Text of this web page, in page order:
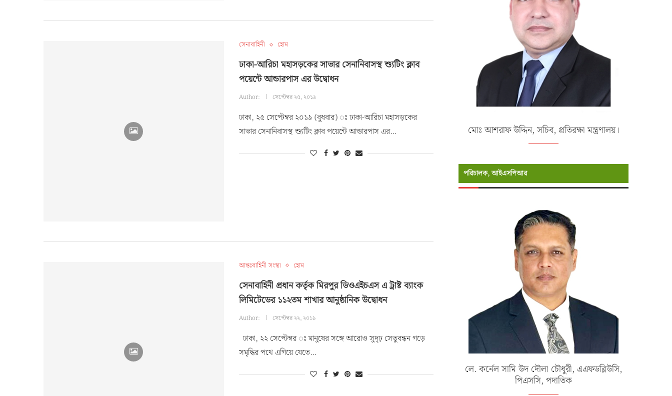
সেনাবাহিনী হোম
ঢাকা-আরিচা মহাসড়কের সাভার সেনানিবাসস্থ শ্যুটিং ক্লাব
পয়েন্টে আন্ডারপাস এর উদ্বোধন
Author: সেপ্টেম্বর ২৫, ২০১৯
ঢাকা, ২৫ সেপ্টেম্বর ২০১৯ (বুধবার) ঃ ঢাকা-আরিচা মহাসড়কের
সাভার সেনানিবাসস্থ শ্যুটিং ক্লাব পয়েন্টে আন্ডারপাস এর…
আন্তঃবাহিনী সংস্থা হোম
সেনাবাহিনী প্রধান কর্তৃক মিরপুর ডিওএইচএস এ ট্রাষ্ট ব্যাংক
লিমিটেডের ১১২তম শাখার আনুষ্ঠানিক উদ্বোধন
Author: সেপ্টেম্বর ২২, ২০১৯
ঢাকা, ২২ সেপ্টেম্বর ঃ মানুষের সঙ্গে আরোও সুদৃঢ় সেতুবন্ধন গড়ে
সমৃদ্ধির পথে এগিয়ে যেতে…
মোঃ আশরাফ উদ্দিন, সচিব, প্রতিরক্ষা মন্ত্রণালয়।
পরিচালক, আইএসপিআর
লে. কর্নেল সামি উদ দৌলা চৌধুরী, এএফডব্লিউসি,
পিএসসি, পদাতিক